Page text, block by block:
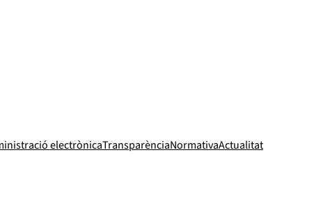
electrònicaTransparènciaNormativaActualitat